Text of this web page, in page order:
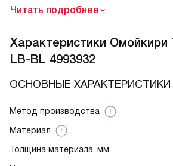
Читать подробнее
Характеристики Омойкири
LB-BL 4993932
ОСНОВНЫЕ ХАРАКТЕРИСТИКИ
Метод производства
Материал
Толщина материала, мм